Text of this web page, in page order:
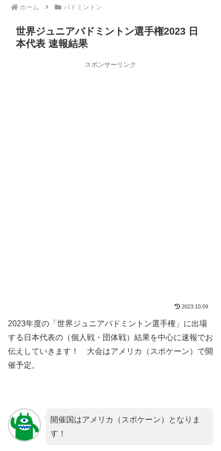
ホーム バドミントン
世界ジュニアバドミントン選手権2023 日
本代表 速報結果
スポンサーリンク
2023.10.09
2023年度の「世界ジュニアバドミントン選手権」に出場
する日本代表の（個人戦・団体戦）結果を中心に速報でお
伝えしていきます！ 大会はアメリカ（スポケーン）で開
催予定。
開催国はアメリカ（スポケーン）となりま
す！